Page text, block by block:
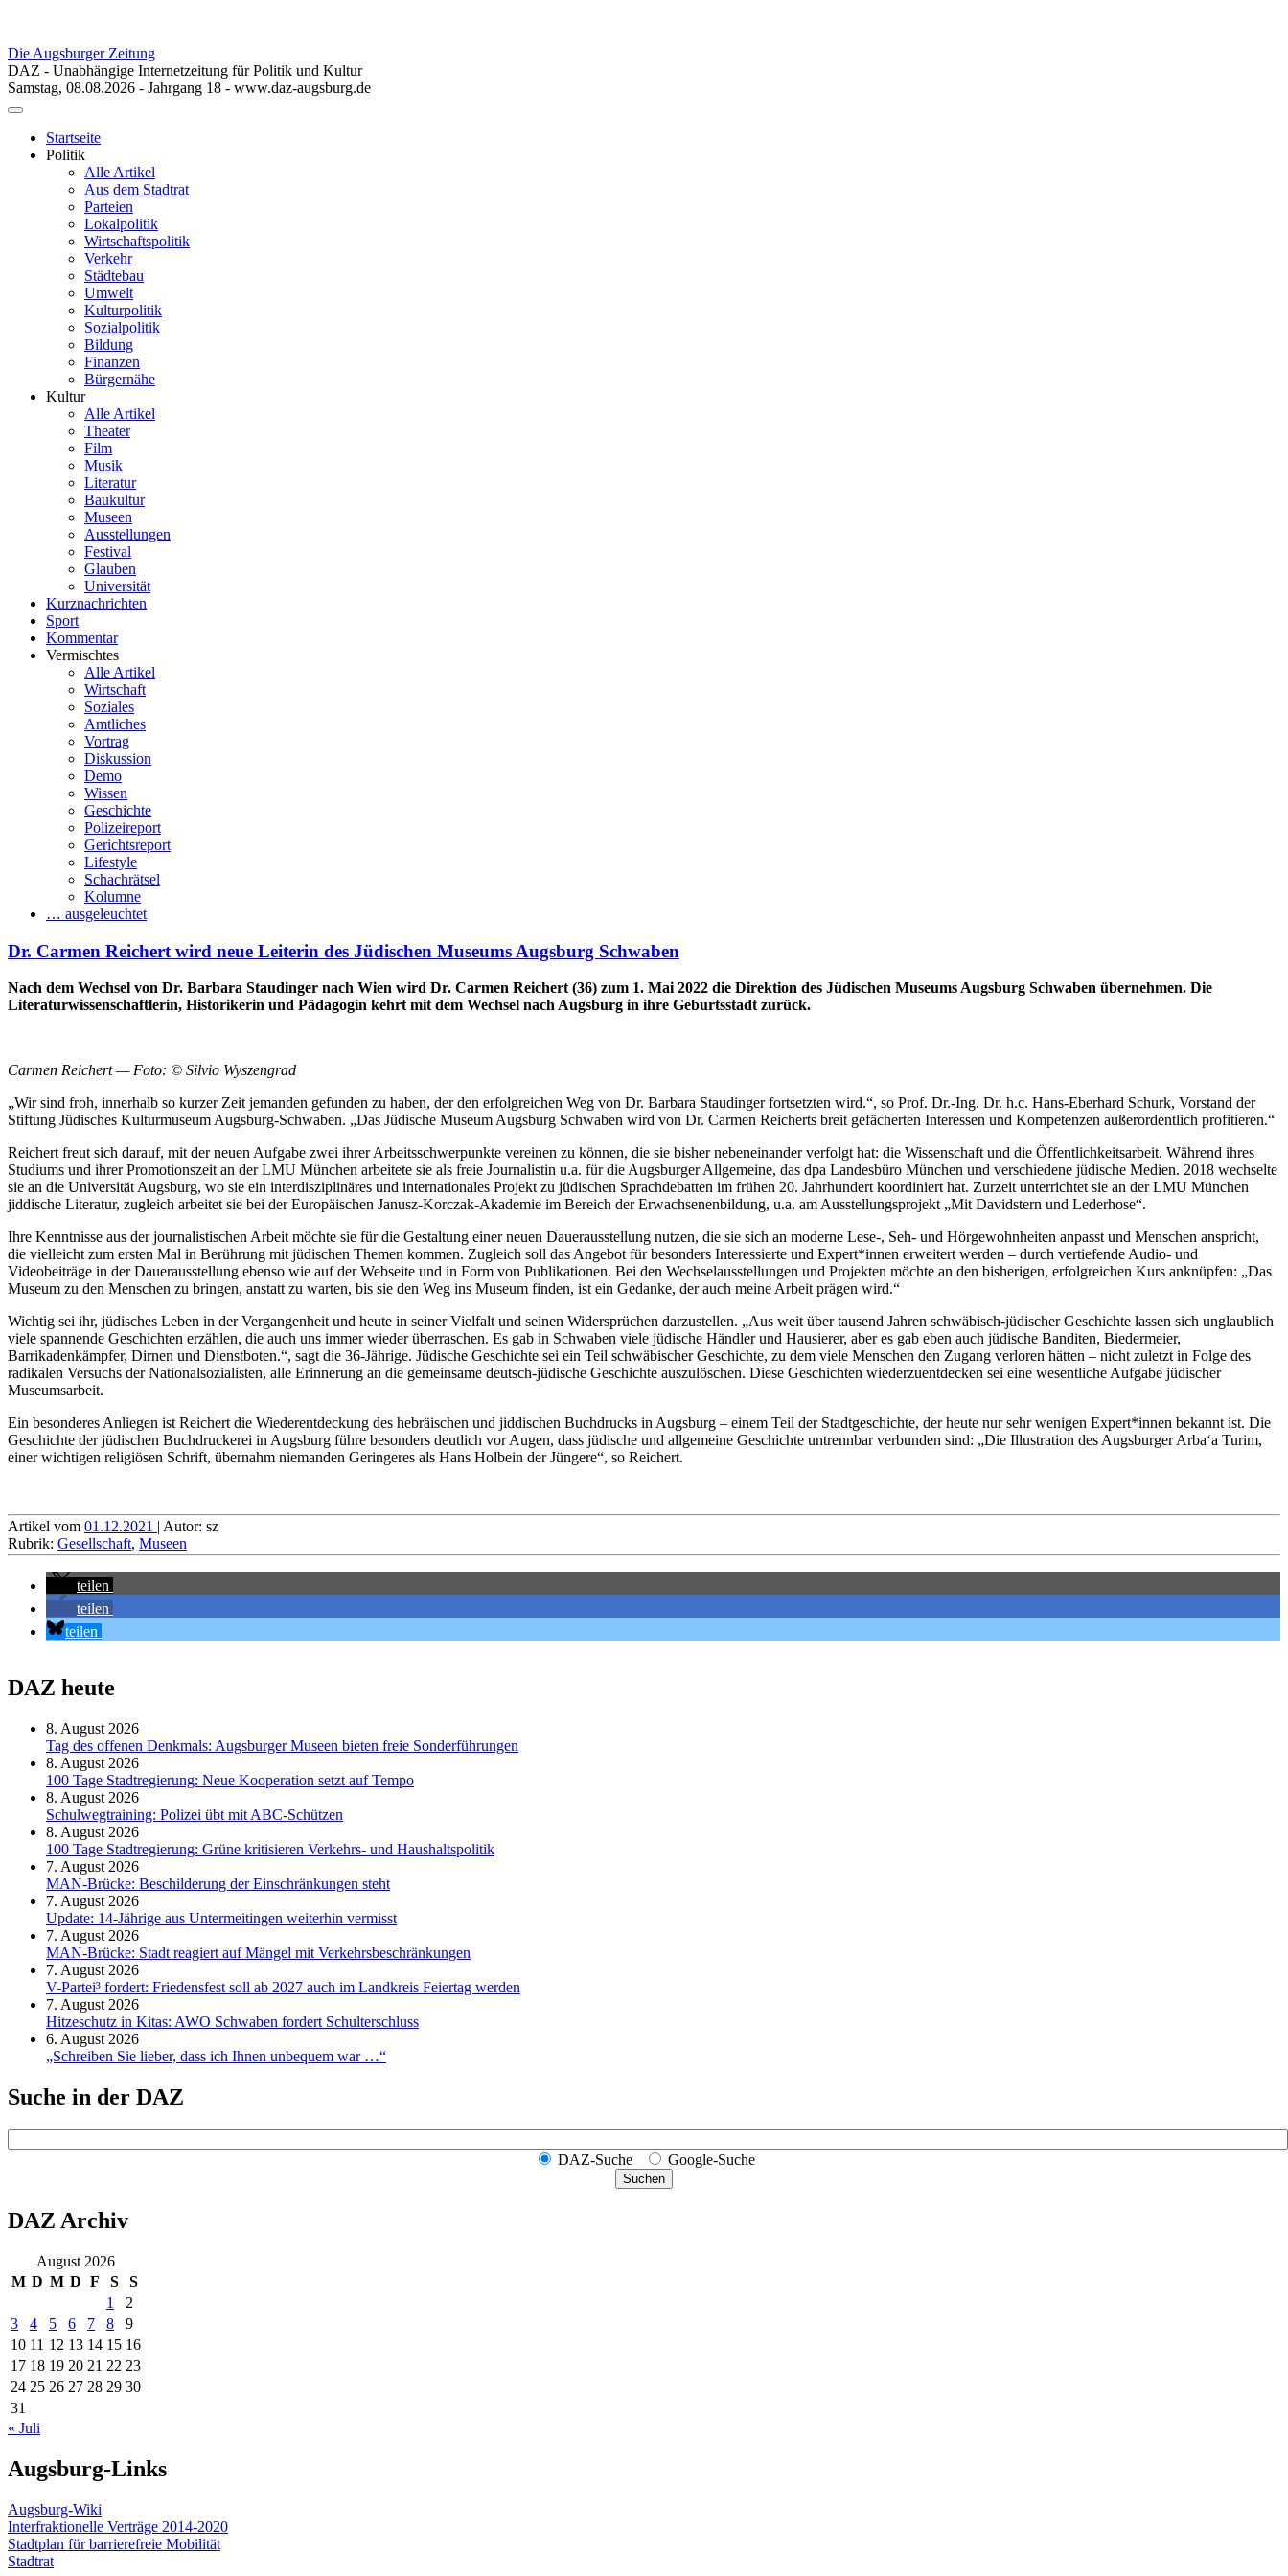
Die Augsburger Zeitung
DAZ - Unabhängige Internetzeitung für Politik und Kultur
Samstag, 08.08.2026 - Jahrgang 18 - www.daz-augsburg.de
Toggle
navigationStartseite
Politik
Alle Artikel
Aus dem Stadtrat
Parteien
Lokalpolitik
Wirtschaftspolitik
Verkehr
Städtebau
Umwelt
Kulturpolitik
Sozialpolitik
Bildung
Finanzen
Bürgernähe
Kultur
Alle Artikel
Theater
Film
Musik
Literatur
Baukultur
Museen
Ausstellungen
Festival
Glauben
Universität
Kurznachrichten
Sport
Kommentar
Vermischtes
Alle Artikel
Wirtschaft
Soziales
Amtliches
Vortrag
Diskussion
Demo
Wissen
Geschichte
Polizeireport
Gerichtsreport
Lifestyle
Schachrätsel
Kolumne
… ausgeleuchtet
Dr. Carmen Reichert wird neue Leiterin des Jüdischen Museums Augsburg Schwaben
Nach dem Wechsel von Dr. Barbara Staudinger nach Wien wird Dr. Carmen Reichert (36) zum 1. Mai 2022 die Direktion des Jüdischen Museums Augsburg Schwaben übernehmen. Die
Literaturwissenschaftlerin, Historikerin und Pädagogin kehrt mit dem Wechsel nach Augsburg in ihre Geburtsstadt zurück.
Carmen Reichert — Foto: © Silvio Wyszengrad
„Wir sind froh, innerhalb so kurzer Zeit jemanden gefunden zu haben, der den erfolgreichen Weg von Dr. Barbara Staudinger fortsetzten wird.“, so Prof. Dr.-Ing. Dr. h.c. Hans-Eberhard Schurk, Vorstand der
Stiftung Jüdisches Kulturmuseum Augsburg-Schwaben. „Das Jüdische Museum Augsburg Schwaben wird von Dr. Carmen Reicherts breit gefächerten Interessen und Kompetenzen außerordentlich profitieren.“
Reichert freut sich darauf, mit der neuen Aufgabe zwei ihrer Arbeitsschwerpunkte vereinen zu können, die sie bisher nebeneinander verfolgt hat: die Wissenschaft und die Öffentlichkeitsarbeit. Während ihres
Studiums und ihrer Promotionszeit an der LMU München arbeitete sie als freie Journalistin u.a. für die Augsburger Allgemeine, das dpa Landesbüro München und verschiedene jüdische Medien. 2018 wechselte
sie an die Universität Augsburg, wo sie ein interdisziplinäres und internationales Projekt zu jüdischen Sprachdebatten im frühen 20. Jahrhundert koordiniert hat. Zurzeit unterrichtet sie an der LMU München
jiddische Literatur, zugleich arbeitet sie bei der Europäischen Janusz-Korczak-Akademie im Bereich der Erwachsenenbildung, u.a. am Ausstellungsprojekt „Mit Davidstern und Lederhose“.
Ihre Kenntnisse aus der journalistischen Arbeit möchte sie für die Gestaltung einer neuen Dauerausstellung nutzen, die sie sich an moderne Lese-, Seh- und Hörgewohnheiten anpasst und Menschen anspricht,
die vielleicht zum ersten Mal in Berührung mit jüdischen Themen kommen. Zugleich soll das Angebot für besonders Interessierte und Expert*innen erweitert werden – durch vertiefende Audio- und
Videobeiträge in der Dauerausstellung ebenso wie auf der Webseite und in Form von Publikationen. Bei den Wechselausstellungen und Projekten möchte an den bisherigen, erfolgreichen Kurs anknüpfen: „Das
Museum zu den Menschen zu bringen, anstatt zu warten, bis sie den Weg ins Museum finden, ist ein Gedanke, der auch meine Arbeit prägen wird.“
Wichtig sei ihr, jüdisches Leben in der Vergangenheit und heute in seiner Vielfalt und seinen Widersprüchen darzustellen. „Aus weit über tausend Jahren schwäbisch-jüdischer Geschichte lassen sich unglaublich
viele spannende Geschichten erzählen, die auch uns immer wieder überraschen. Es gab in Schwaben viele jüdische Händler und Hausierer, aber es gab eben auch jüdische Banditen, Biedermeier,
Barrikadenkämpfer, Dirnen und Dienstboten.“, sagt die 36-Jährige. Jüdische Geschichte sei ein Teil schwäbischer Geschichte, zu dem viele Menschen den Zugang verloren hätten – nicht zuletzt in Folge des
radikalen Versuchs der Nationalsozialisten, alle Erinnerung an die gemeinsame deutsch-jüdische Geschichte auszulöschen. Diese Geschichten wiederzuentdecken sei eine wesentliche Aufgabe jüdischer
Museumsarbeit.
Ein besonderes Anliegen ist Reichert die Wiederentdeckung des hebräischen und jiddischen Buchdrucks in Augsburg – einem Teil der Stadtgeschichte, der heute nur sehr wenigen Expert*innen bekannt ist. Die
Geschichte der jüdischen Buchdruckerei in Augsburg führe besonders deutlich vor Augen, dass jüdische und allgemeine Geschichte untrennbar verbunden sind: „Die Illustration des Augsburger Arba‘a Turim,
einer wichtigen religiösen Schrift, übernahm niemanden Geringeres als Hans Holbein der Jüngere“, so Reichert.
Artikel vom 01.12.2021 | Autor: sz
Rubrik: Gesellschaft, Museen
teilen
teilen
teilen
DAZ heute
8. August 2026
Tag des offenen Denkmals: Augsburger Museen bieten freie Sonderführungen
8. August 2026
100 Tage Stadtregierung: Neue Kooperation setzt auf Tempo
8. August 2026
Schul­weg­trai­ning: Poli­zei übt mit ABC-Schüt­zen
8. August 2026
100 Tage Stadtregierung: Grüne kritisieren Verkehrs- und Haushaltspolitik
7. August 2026
MAN-Brücke: Beschilderung der Einschränkungen steht
7. August 2026
Update: 14-Jährige aus Untermeitingen weiterhin vermisst
7. August 2026
MAN-Brücke: Stadt reagiert auf Mängel mit Verkehrsbeschränkungen
7. August 2026
V-Partei­³ fordert: Friedens­fest soll ab 2027 auch im Land­kreis Feier­tag werden
7. August 2026
Hitzeschutz in Kitas: AWO Schwaben fordert Schulterschluss
6. August 2026
„Schreiben Sie lieber, dass ich Ihnen unbequem war …“
Suche in der DAZ
DAZ-Suche Google-Suche
Suchen
DAZ Archiv
August 2026
M D M D F S
S
1
2
3
4 5 6 7 8
9
10 11 12 13 14 15 16
17 18 19 20 21 22 23
24 25 26 27 28 29 30
31
« Juli
Augsburg-Links
Augsburg-Wiki
Interfraktionelle Verträge 2014-2020
Stadtplan für barrierefreie Mobilität
Stadtrat